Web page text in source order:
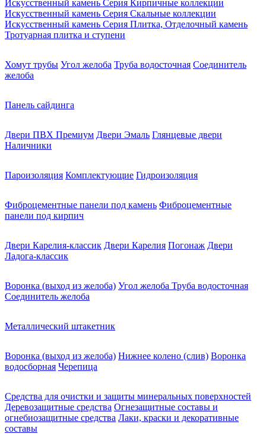
Искусственный камень Серия Кирпичные коллекции
Искусственный камень Серия Скальные коллекции
Искусственный камень Серия Плитка, Отделочный камень
Тротуарная плитка и ступени
Хомут трубы Угол желоба Труба водосточная Соединитель
желоба
Панель сайдинга
Двери ПВХ Премиум Двери Эмаль Глянцевые двери
Наличники
Пароизоляция Комплектующие Гидроизоляция
Фиброцементные панели под камень Фиброцементные
панели под кирпич
Двери Карелия-классик Двери Карелия Погонаж Двери
Ладога-классик
Воронка (выход из желоба) Угол желоба Труба водосточная
Соединитель желоба
Металлический штакетник
Воронка (выход из желоба) Нижнее колено (слив) Воронка
водосборная Черепица
Средства для очистки и защиты минеральных поверхностей
Деревозащитные средства Огнезащитные составы и
огнебиозащитные средства Лаки, краски и декоративные
составы